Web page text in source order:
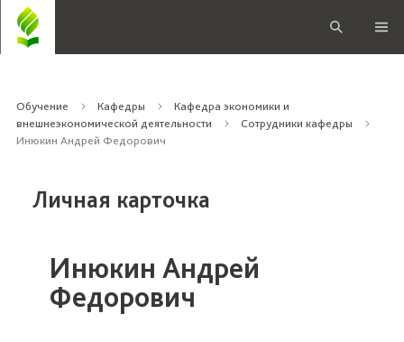
Обучение Кафедры
Кафедра экономики и
внешнеэкономической деятельности
Сотрудники кафедры
Инюкин Андрей Федорович
Личная карточка
Инюкин Андрей
Федорович